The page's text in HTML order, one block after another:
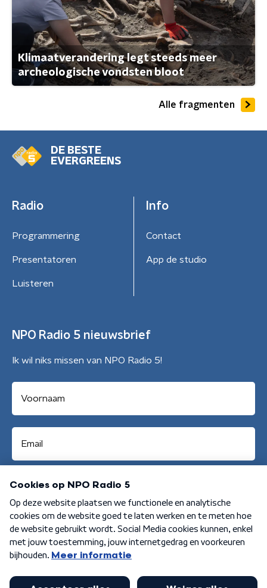
Klimaatverandering legt steeds meer
archeologische vondsten bloot
Alle fragmenten
DE BESTE
EVERGREENS
Radio
Programmering
Presentatoren
Luisteren
Info
Contact
App de studio
NPO Radio 5 nieuwsbrief
Ik wil niks missen van NPO Radio 5!
Aanmelden
Algemene voorwaarden Privacybeleid